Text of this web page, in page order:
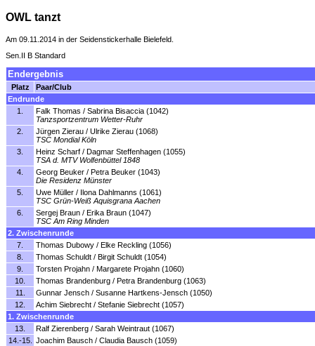
OWL tanzt
Am 09.11.2014 in der Seidenstickerhalle Bielefeld.
Sen.II B Standard
Endergebnis
Platz
Paar/Club
Endrunde
1.
Falk Thomas / Sabrina Bisaccia (1042)
Tanzsportzentrum Wetter-Ruhr
2.
Jürgen Zierau / Ulrike Zierau (1068)
TSC Mondial Köln
3.
Heinz Scharf / Dagmar Steffenhagen (1055)
TSA d. MTV Wolfenbüttel 1848
4.
Georg Beuker / Petra Beuker (1043)
Die Residenz Münster
5.
Uwe Müller / Ilona Dahlmanns (1061)
TSC Grün-Weiß Aquisgrana Aachen
6.
Sergej Braun / Erika Braun (1047)
TSC Am Ring Minden
2. Zwischenrunde
7.
Thomas Dubowy / Elke Reckling (1056)
8.
Thomas Schuldt / Birgit Schuldt (1054)
9.
Torsten Projahn / Margarete Projahn (1060)
10.
Thomas Brandenburg / Petra Brandenburg (1063)
11.
Gunnar Jensch / Susanne Hartkens-Jensch (1050)
12.
Achim Siebrecht / Stefanie Siebrecht (1057)
1. Zwischenrunde
13.
Ralf Zierenberg / Sarah Weintraut (1067)
14.-15.
Joachim Bausch / Claudia Bausch (1059)